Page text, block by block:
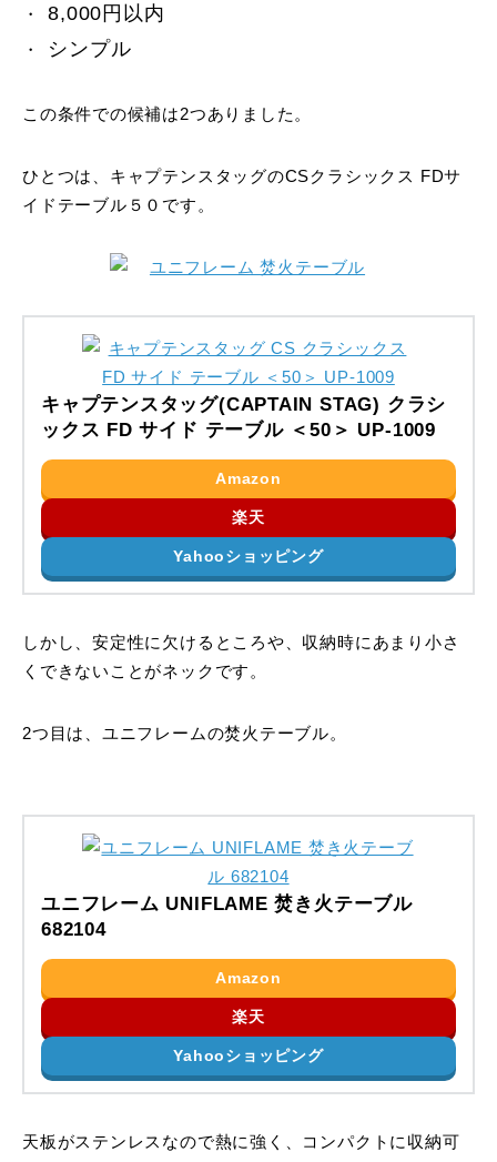
8,000円以内
シンプル
この条件での候補は2つありました。
ひとつは、キャプテンスタッグのCSクラシックス FDサ
イドテーブル５０です。
キャプテンスタッグ(CAPTAIN STAG) クラシ
ックス FD サイド テーブル ＜50＞ UP-1009
Amazon
楽天
Yahooショッピング
しかし、安定性に欠けるところや、収納時にあまり小さ
くできないことがネックです。
2つ目は、ユニフレームの焚火テーブル。
ユニフレーム UNIFLAME 焚き火テーブル
682104
Amazon
楽天
Yahooショッピング
天板がステンレスなので熱に強く、コンパクトに収納可